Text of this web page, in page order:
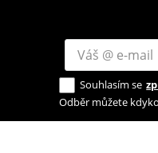
Souhlasím se
Odběr můžete